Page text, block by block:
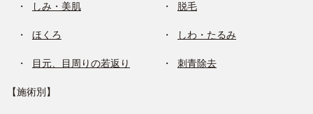
しみ・美肌 脱毛
ほくろ しわ・たるみ
目元、目周りの若返り 刺青除去
【施術別】